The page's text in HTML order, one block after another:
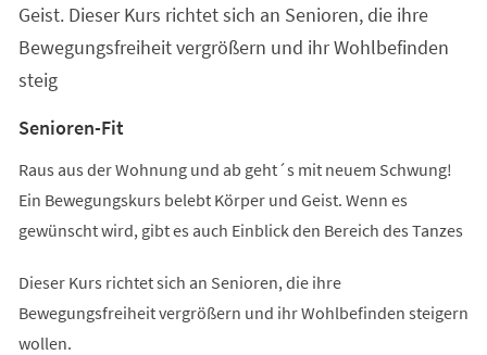
Geist. Dieser Kurs richtet sich an Senioren, die ihre
Bewegungsfreiheit vergrößern und ihr Wohlbefinden
steig
Senioren-Fit
Raus aus der Wohnung und ab geht´s mit neuem Schwung!
Ein Bewegungskurs belebt Körper und Geist. Wenn es
gewünscht wird, gibt es auch Einblick den Bereich des Tanzes
Dieser Kurs richtet sich an Senioren, die ihre
Bewegungsfreiheit vergrößern und ihr Wohlbefinden steigern
wollen.